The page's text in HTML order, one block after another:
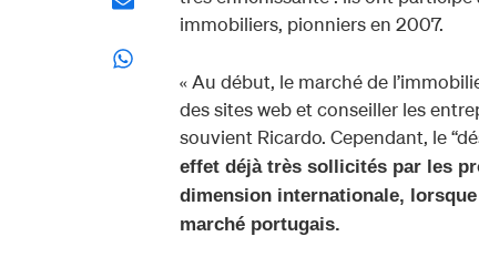
immobiliers, pionniers en 2007.
« Au début, le marché de
des sites web et conseiller les
souvient Ricardo. Cependant, le
effet déjà très sollicités par les
dimension internationale,
marché portugais.